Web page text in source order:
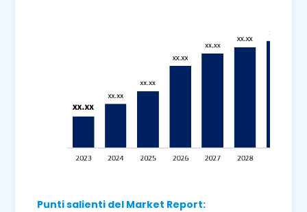
Punti salienti del Market Report: